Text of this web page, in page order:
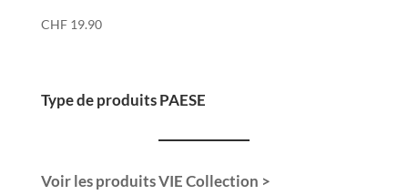
CHF19.90
Type de produits PAESE
Voir les produits VIE Collection >